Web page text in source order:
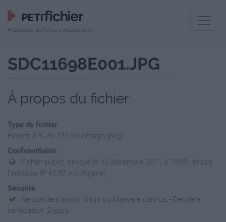
Hébergeur de fichiers indépendant
SDC11698E001.JPG
À propos du fichier
Type de fichier
Fichier JPG de 116 Ko (image/jpeg)
Confidentialité
Fichier public, envoyé le 12 décembre 2011 à 19:09, depuis
l'adresse IP 41.97.x.x (Algérie)
Sécurité
Ne contient aucun Virus ou Malware connus - Dernière
vérification: 2 jours